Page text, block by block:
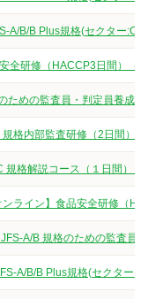
A/B/B Plus規格(セクター
安全研修（HACCP3日間）
ための監査員・判定員養
規格内部監査研修（2日間）
規格解説コース（１日間）
ンライン】食品安全研修（
JFS-A/B 規格のための監査
A/B/B Plus規格(セクタ